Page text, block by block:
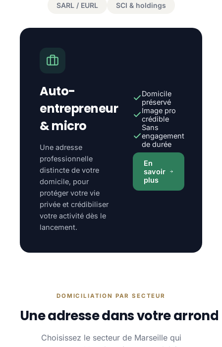
SARL / EURL SCI & holdings
Auto-
entrepreneur
& micro
Une adresse
professionnelle
distincte de votre
domicile, pour
protéger votre vie
privée et crédibiliser
votre activité dès le
lancement.
Domicile
préservé
Image pro
crédible
Sans
engagement
de durée
En
savoir
plus
DOMICILIATION PAR SECTEUR
Une adresse dans votre
Choisissez le secteur de Marseille qui